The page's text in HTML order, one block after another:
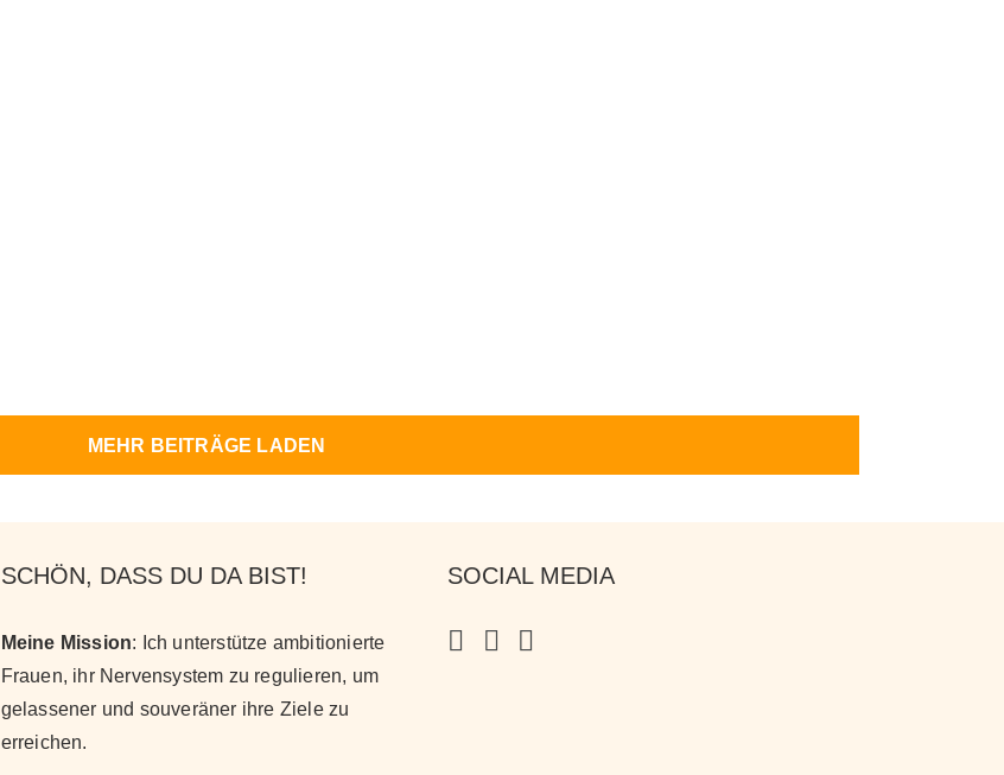
MEHR BEITRÄGE LADEN
SCHÖN, DASS DU DA BIST!
Meine Mission: Ich unterstütze ambitionierte
Frauen, ihr Nervensystem zu regulieren, um
gelassener und souveräner ihre Ziele zu
erreichen.
SOCIAL MEDIA